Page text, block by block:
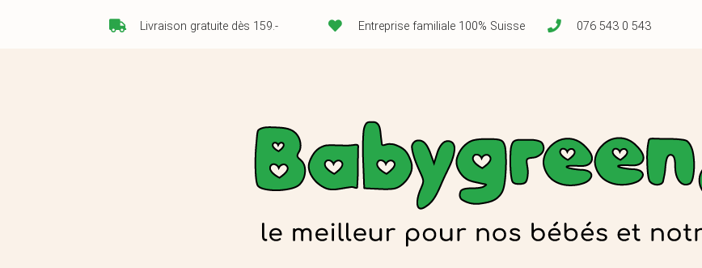
Livraison gratuite dès 159.- Entreprise familiale 100% Suisse 076 543 0 543